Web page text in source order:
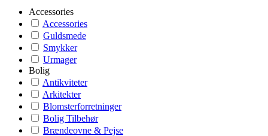
Accessories
Accessories
Guldsmede
Smykker
Urmager
Bolig
Antikviteter
Arkitekter
Blomsterforretninger
Bolig Tilbehør
Brændeovne & Pejse